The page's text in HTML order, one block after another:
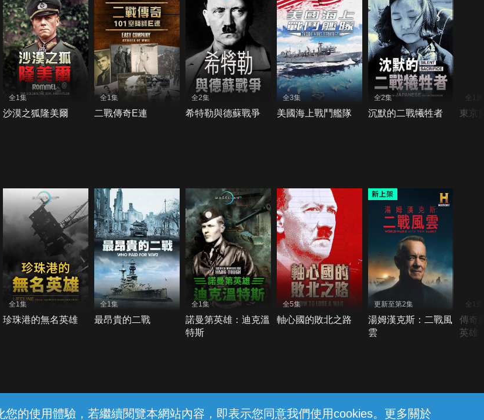
的使用體驗，若繼續閱覽本網站內容，即表示您同意我們使用cookies。更多關於
全1集
沙漠之狐隆美爾
全1集
二戰傳奇E連
全2集
希特勒與德蘇戰爭
全3集
美國海上戰鬥艦隊
全2集
沉默的二戰犧牲者
全1集
東京
全1集
珍珠港的無名英雄
全1集
最昂貴的二戰
全1集
諾曼第英雄：迪克溫
特斯
全5集
軸心國的敗北之路
更新至第2集
湯姆漢克斯：二戰風
雲
全1集
傳奇
英雄
線上客服 服務條款 隱私權保護